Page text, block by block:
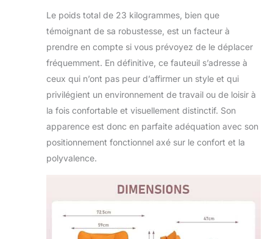
fauteuil gaming
relax en 10
secondes !
Inclinaison
réglable intégrée +
assise réglable (8
cm de course)
pour toutes les
configurations de
bureau. Roulettes
doubles
sols tout en
fluide.
Le poids total de 23 kilogrammes, bien que
témoignant de sa robustesse, est un facteur à
prendre en compte si vous prévoyez de le déplacer
fréquemment. En définitive, ce fauteuil s’adresse à
ceux qui n’ont pas peur d’affirmer un style et qui
privilégient un environnement de travail ou de loisir à
la fois confortable et visuellement distinctif. Son
apparence est donc en parfaite adéquation avec son
positionnement fonctionnel axé sur le confort et la
polyvalence.